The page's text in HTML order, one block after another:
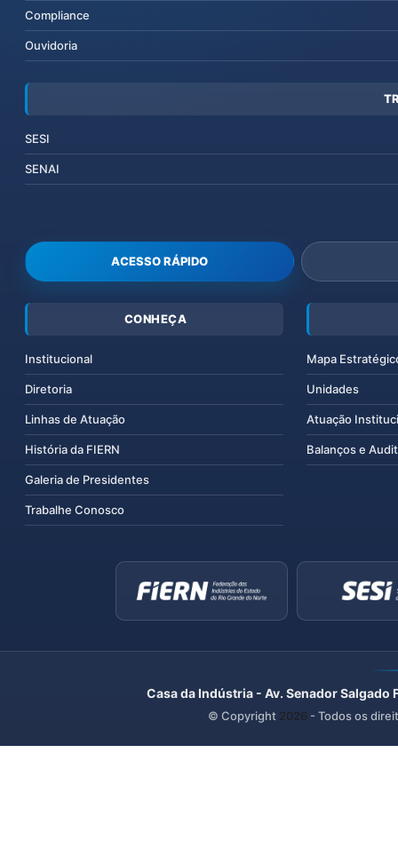
Compliance
Ouvidoria
SESI
SENAI
ACESSO RÁPIDO
CONHEÇA
Institucional
Diretoria
Linhas de Atuação
História da FIERN
Galeria de Presidentes
Trabalhe Conosco
Mapa
Unidades
Atuação
Balanços e
Casa da Indústria - Av. Senador
© Copyright 2026 - Todos os